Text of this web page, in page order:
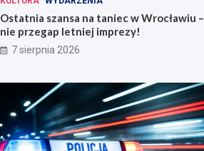
Ostatnia szansa na taniec w Wrocławiu –
nie przegap letniej imprezy!
7 sierpnia 2026